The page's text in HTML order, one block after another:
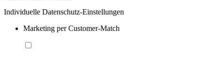
Individuelle Datenschutz-Einstellungen
Marketing per Customer-Match